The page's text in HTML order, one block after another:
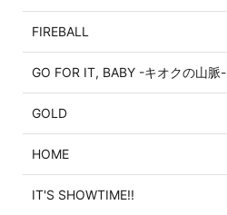
FIREBALL
GO FOR IT, BABY -キオクの山脈-
GOLD
HOME
IT'S SHOWTIME!!